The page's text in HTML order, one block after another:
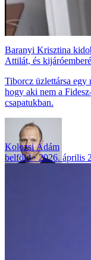
Baranyi Krisztina
Attilát, és
Tiborcz üzlettársa egy
hogy aki nem a
csapatukban.
Kolozsi Ádám
belföld
2026. április